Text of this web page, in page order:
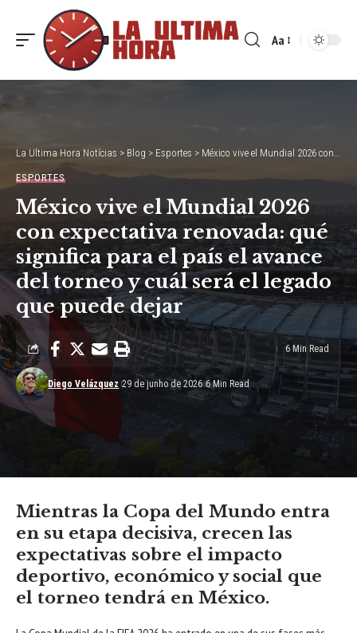
Font
Aa
La Ultima Hora Notícias > Blog > Esportes > México vive el Mundial 2026 con expectativa renovada: qué significa para el país el avance del torneo y cuál será el legado que puede dejar
ESPORTES
México vive el Mundial 2026
con expectativa renovada: qué
significa para el país el avance
del torneo y cuál será el legado
que puede dejar
Diego Velázquez 29 de junho de 2026 6 Min Read
6 Min Read
Mientras la Copa del Mundo entra
en su etapa decisiva, crecen las
expectativas sobre el impacto
deportivo, económico y social que
el torneo tendrá en México.